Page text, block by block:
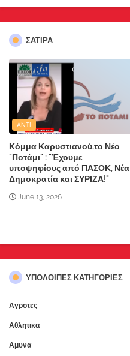
ΣΑΤΙΡΑ
ANTI
Κόμμα Καρυστιανού,το Νέο
"Ποτάμι" : "Έχουμε
υποψηφίους από ΠΑΣΟΚ, Νέα
Δημοκρατία και ΣΥΡΙΖΑ!"
June 13, 2026
ΥΠΌΛΟΙΠΕΣ ΚΑΤΗΓΟΡΊΕΣ
Αγροτες
Αθλητικα
Αμυνα